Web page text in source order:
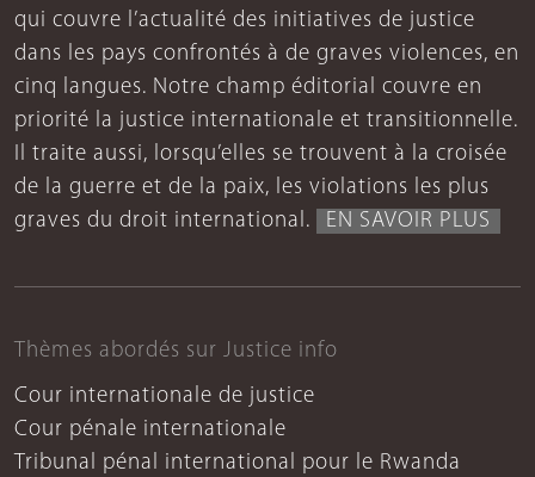
qui couvre l’actualité des initiatives de justice
dans les pays confrontés à de graves violences, en
cinq langues. Notre champ éditorial couvre en
priorité la justice internationale et transitionnelle.
Il traite aussi, lorsqu’elles se trouvent à la croisée
de la guerre et de la paix, les violations les plus
graves du droit international.
EN SAVOIR PLUS
Thèmes abordés sur Justice info
Cour internationale de justice
Cour pénale internationale
Tribunal pénal international pour le Rwanda